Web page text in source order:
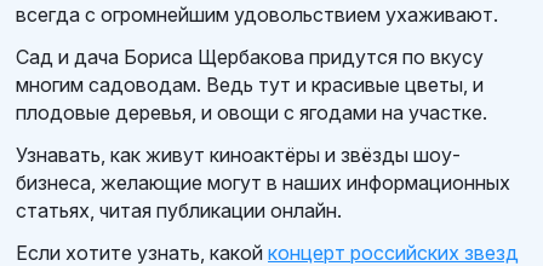
всегда с огромнейшим удовольствием ухаживают.
Сад и дача Бориса Щербакова придутся по вкусу
многим садоводам. Ведь тут и красивые цветы, и
плодовые деревья, и овощи с ягодами на участке.
Узнавать, как живут киноактёры и звёзды шоу-
бизнеса, желающие могут в наших информационных
статьях, читая публикации онлайн.
Если хотите узнать, какой концерт российских звезд